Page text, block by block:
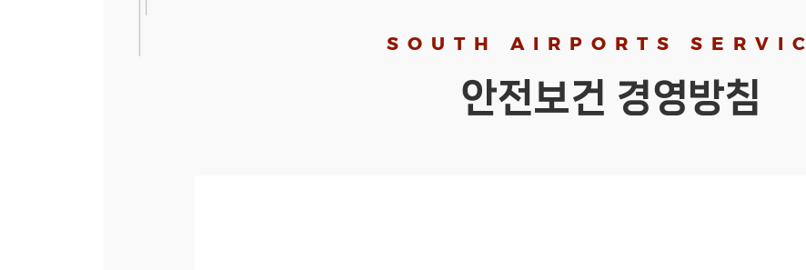
SOUTH AIRPORTS
안전보건 경영방침